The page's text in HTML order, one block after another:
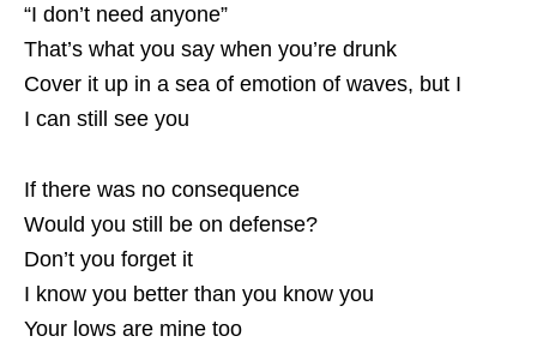
“I don’t need anyone”
That’s what you say when you’re drunk
Cover it up in a sea of emotion of waves, but I
I can still see you
If there was no consequence
Would you still be on defense?
Don’t you forget it
I know you better than you know you
Your lows are mine too